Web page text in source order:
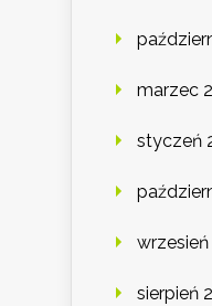
marzec
styczeń
wrzesień
sierpień